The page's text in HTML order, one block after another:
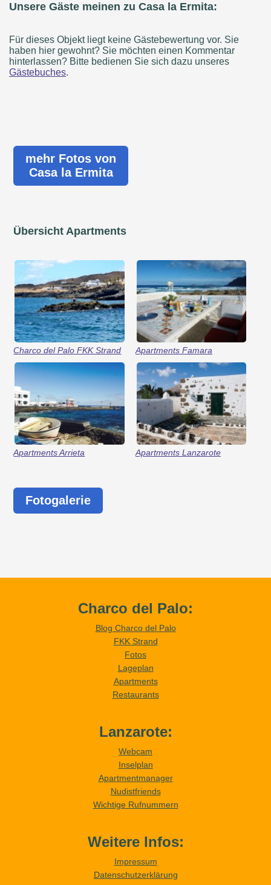
Unsere Gäste meinen zu Casa la Ermita:
Für dieses Objekt liegt keine Gästebewertung vor. Sie
haben hier gewohnt? Sie möchten einen Kommentar
hinterlassen? Bitte bedienen Sie sich dazu unseres
Gästebuches.
mehr Fotos von
Casa la Ermita
Übersicht Apartments
Charco del Palo FKK Strand Apartments Famara
Apartments Arrieta Apartments Lanzarote
Fotogalerie
Charco del Palo:
Blog Charco del Palo
FKK Strand
Fotos
Lageplan
Apartments
Restaurants
Lanzarote:
Webcam
Inselplan
Apartmentmanager
Nudistfriends
Wichtige Rufnummern
Weitere Infos:
Impressum
Datenschutzerklärung